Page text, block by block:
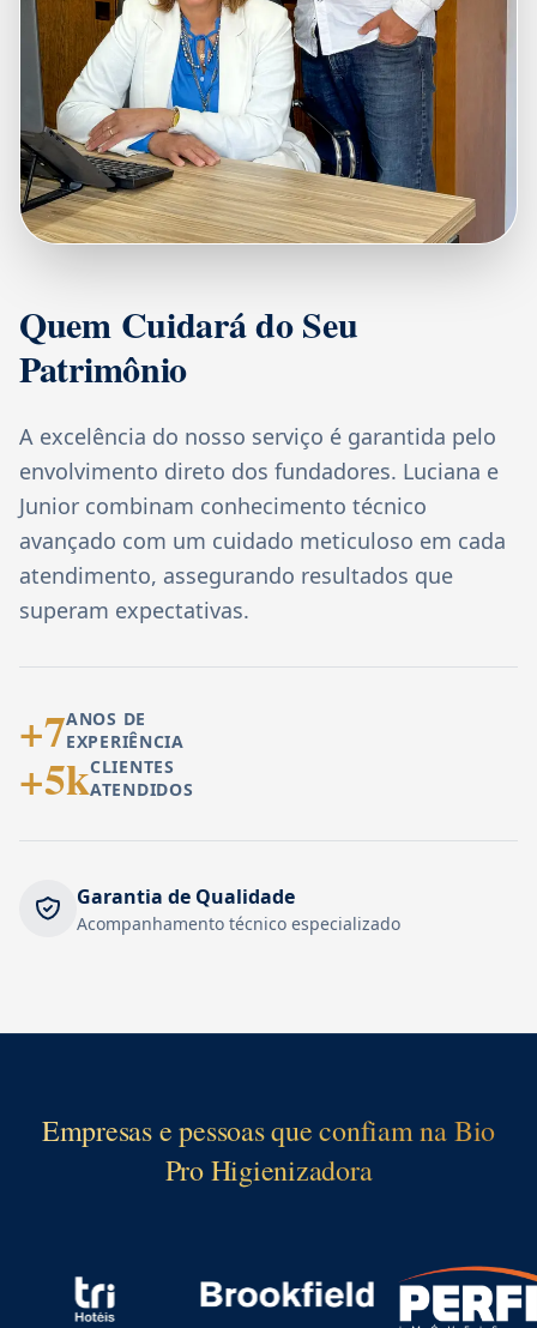
Quem Cuidará do Seu
Patrimônio
A excelência do nosso serviço é garantida pelo
envolvimento direto dos fundadores. Luciana e
Junior combinam conhecimento técnico
avançado com um cuidado meticuloso em cada
atendimento, assegurando resultados que
superam expectativas.
+7ANOS DE
EXPERIÊNCIA
+5kCLIENTES
ATENDIDOS
Garantia de Qualidade
Acompanhamento técnico especializado
Empresas e pessoas que confiam na Bio
Pro Higienizadora